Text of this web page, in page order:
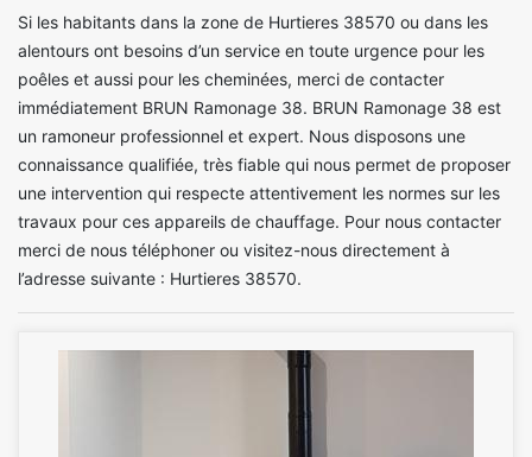
Si les habitants dans la zone de Hurtieres 38570 ou dans les
alentours ont besoins d’un service en toute urgence pour les
poêles et aussi pour les cheminées, merci de contacter
immédiatement BRUN Ramonage 38. BRUN Ramonage 38 est
un ramoneur professionnel et expert. Nous disposons une
connaissance qualifiée, très fiable qui nous permet de proposer
une intervention qui respecte attentivement les normes sur les
travaux pour ces appareils de chauffage. Pour nous contacter
merci de nous téléphoner ou visitez-nous directement à
l’adresse suivante : Hurtieres 38570.